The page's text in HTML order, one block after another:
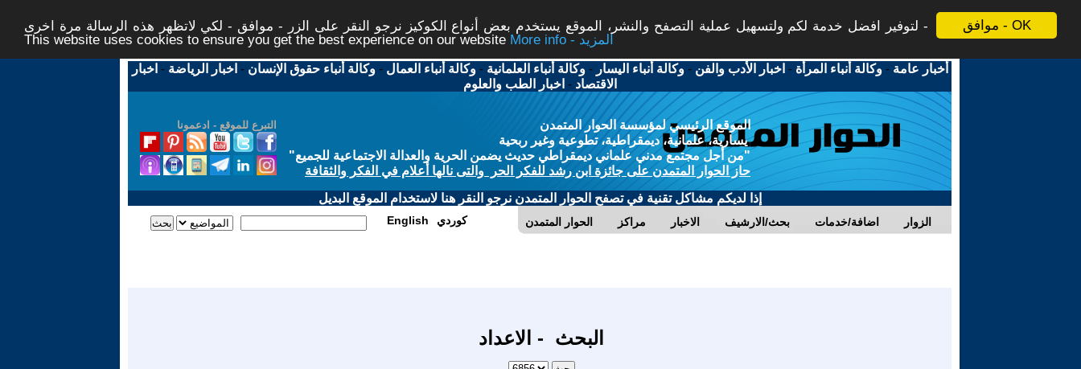
موافق - OK
لتوفير افضل خدمة لكم ولتسهيل عملية التصفح والنشر، الموقع يستخدم بعض أنواع الكوكيز نرجو النقر على الزر - موافق - لكي لاتظهر هذه الرسالة مرة اخرى -
This website uses cookies to ensure you get the best experience on our website
More info - المزيد
أخبار عامة -وكالة أنباء المرأة - اخبار الأدب والفن -وكالة أنباء اليسار -وكالة أنباء العلمانية -وكالة أنباء العمال -وكالة أنباء حقوق الإنسان - اخبار الرياضة - اخبار
الاقتصاد - اخبار الطب والعلوم
التبرع للموقع - ادعمونا
الموقع الرئيسي لمؤسسة الحوار المتمدن
يسارية، علمانية، ديمقراطية، تطوعية وغير ربحية
"من أجل مجتمع مدني علماني ديمقراطي حديث يضمن الحرية والعدالة الاجتماعية للجميع"
حاز الحوار المتمدن على جائزة ابن رشد للفكر الحر والتى نالها أعلام في الفكر والثقافة
إذا لديكم مشاكل تقنية في تصفح الحوار المتمدن نرجو النقر هنا لاستخدام الموقع البديل
الحوار المتمدن مراكز الاخبار بحث/الارشيف اضافة/خدمات الزوار English كوردي
البحث - الاعداد